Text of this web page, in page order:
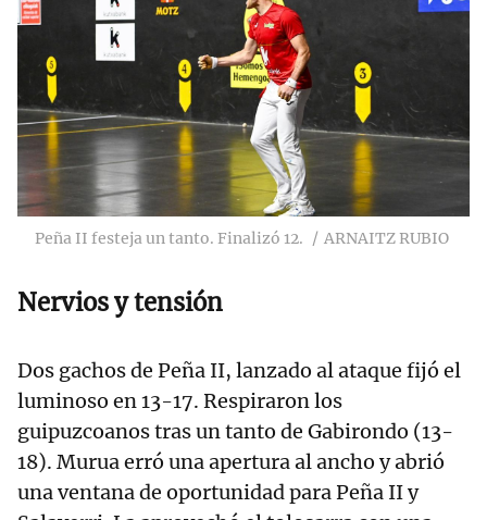
Peña II festeja un tanto. Finalizó 12. ARNAITZ RUBIO
Nervios y tensión
Dos gachos de Peña II, lanzado al ataque fijó el
luminoso en 13-17. Respiraron los
guipuzcoanos tras un tanto de Gabirondo (13-
18). Murua erró una apertura al ancho y abrió
una ventana de oportunidad para Peña II y